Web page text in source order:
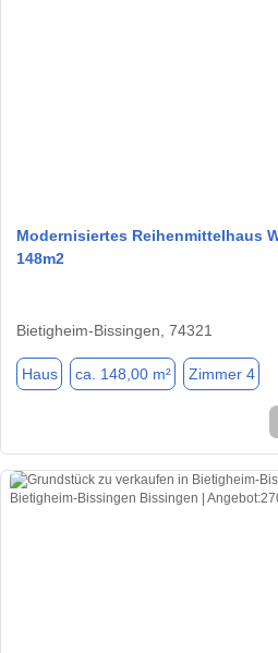
Modernisiertes Reihenmittelhaus
148m2
Bietigheim-Bissingen, 74321
Haus ca. 148,00 m² Zimmer 4